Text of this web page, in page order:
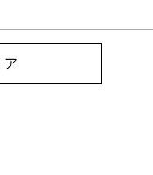
ア